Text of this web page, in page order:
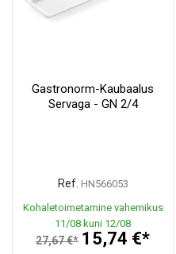
Gastronorm-Kaubaalus
Servaga - GN 2/4
Ref. HN566053
Kohaletoimetamine vahemikus
11/08 kuni 12/08
27,67 €* 15,74 €*